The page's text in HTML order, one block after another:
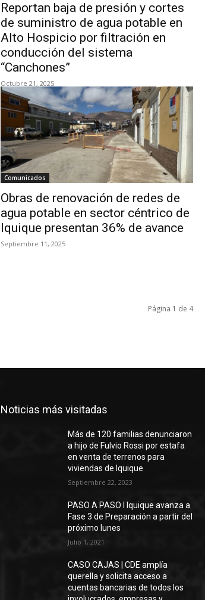
Reportan baja de presión y cortes
de suministro de agua potable en
Alto Hospicio por filtración en
conducción del sistema
“Canchones”
Octubre 21, 2025
Comunicados
Obras de renovación de redes de
agua potable en sector céntrico de
Iquique presentan 36% de avance
Septiembre 11, 2025
Página 1 de 4
Noticias más visitadas
Más de 120 familias denunciaron
a hijo de Fulvio Rossi por estafa
en venta de terrenos para
viviendas de Iquique
Septiembre 22, 2023
PASO A PASO I Iquique avanza a
Fase 3 de Preparación a partir del
próximo lunes
Julio 1, 2021
CASO CAJAS | CDE amplía
querella y solicita acceso a
cuentas bancarias de todos los